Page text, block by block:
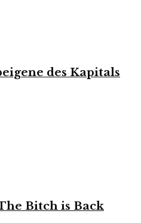
des Kapitals
Bitch is Back